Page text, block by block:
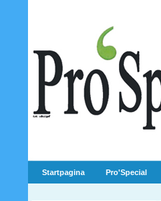
Startpagina Pro'Special